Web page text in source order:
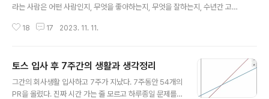
라는 사람은 어떤 사람인지, 무엇을 좋아하는지, 무엇을 잘하는지, 수년간 고민
분히 반추한 후 내린 결론입니다만, 저는 어릴 적부터 제가 가진 능력으로 남을
한 블로그 글을 쓰기도 하고, 네이버 지식인에서 모르는 이들에게 답글을 달아
주기도 하였습니다. 그리고 진로를 고민해봐야 할 나이가 되었을 때에는 정치인
이 되리라 다짐했었습니다. 그 당시에는 공적인 일만이 사람들에게 선한 영향력
18 17 2023. 11. 11.
토스 입사 후 7주간의 생활과 생각정리
그간의 회사생활 입사하고 7주가 지났다. 7주동안 54개의
PR을 올렸다. 진짜 시간 가는 줄 모르고 하루종일 문제를